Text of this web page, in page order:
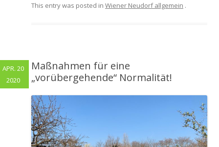
This entry was posted in Wiener Neudorf allgemein .
Maßnahmen für eine
„vorübergehende“ Normalität!
APR. 20
2020